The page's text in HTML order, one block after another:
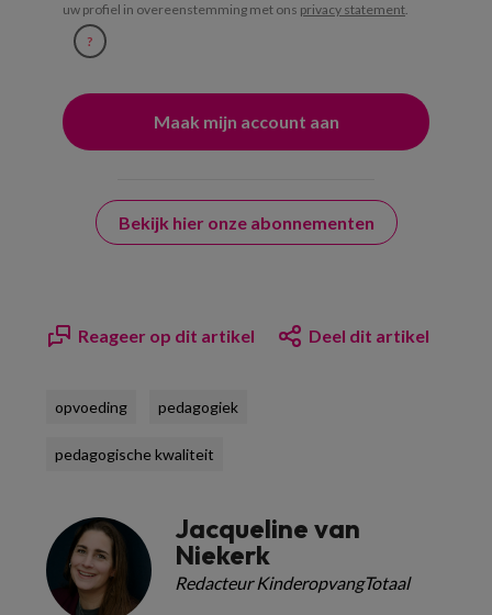
uw profiel in overeenstemming met ons privacy statement.
?
Bekijk hier onze abonnementen
Reageer op dit artikel Deel dit artikel
opvoeding pedagogiek
pedagogische kwaliteit
Jacqueline van
Niekerk
Redacteur KinderopvangTotaal